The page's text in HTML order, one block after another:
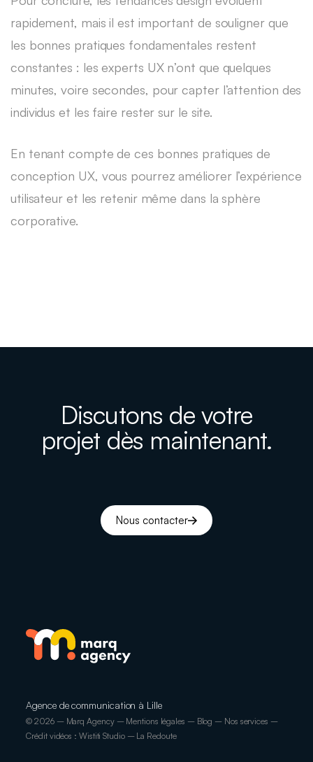
rapidement, mais il est important de souligner que
les bonnes pratiques fondamentales restent
constantes : les experts UX n’ont que quelques
minutes, voire secondes, pour capter l’attention des
individus et les faire rester sur le site.
En tenant compte de ces bonnes pratiques de
conception UX, vous pourrez améliorer l’expérience
utilisateur et les retenir même dans la sphère
corporative.
Discutons de votre
projet dès maintenant.
Nous contacter
Agence de communication à Lille
© 2026 – Marq Agency – Mentions légales – Blog – Nos services –
Crédit vidéos : Wistiti Studio – La Redoute